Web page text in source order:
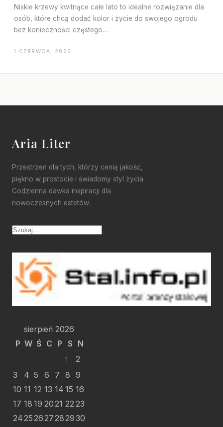
Niskie krzewy kwitnące całe lato to idealne rozwiązanie dla
osób, które chcą dodać kolor i życie do swojego ogrodu
bez konieczności częstego…
1 CZERWCA, 2026
Aria Liter
Przestrzeń dla tych, którzy cenią jakość,
piękno w prostocie i świadomy styl życia.
Codzienna dawka inspiracji dla
nowoczesnych estetów.
sierpień 2026
P W Ś C P S N
1
2
3
4 5 6 7 8 9
10 11 12 13 14 15 16
17 18 19 2021 22 23
24252627282930